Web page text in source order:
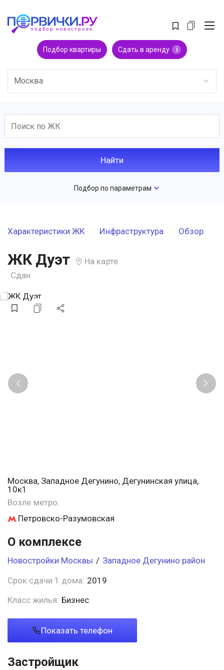
Подбор квартиры Сдать в аренду i
Москва
Подбор по параметрам
Характеристики ЖК Инфраструктура Обзор
ЖК Дуэт
На карте
Сдан
Москва, Западное Дегунино, Дегунинская улица,
10к1
Возле метро:
Петровско-Разумовская
О комплексе
Новостройки Москвы / Западное Дегунино район
Срок сдачи 1 дома: 2019
Класс жилья: Бизнес
Показать телефон
Застройщик